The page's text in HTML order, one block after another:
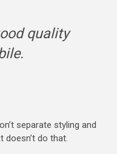
quality
separate styling and
doesn’t do that.